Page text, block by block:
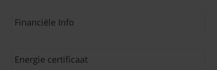
Financiële Info
Energie certificaat